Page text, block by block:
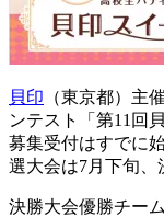
貝印 （東京都）主
ンテスト「第11回
募集受付はすでに
選大会は7月下旬、
決勝大会優勝チー